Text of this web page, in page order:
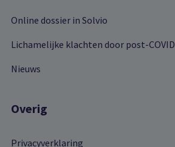
Online dossier in Solvio
Lichamelijke klachten door post-COVID
Nieuws
Overig
Privacyverklaring